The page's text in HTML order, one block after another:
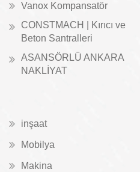
Vanox Kompansatör
CONSTMACH | Kırıcı ve
Beton Santralleri
ASANSÖRLÜ ANKARA
NAKLİYAT
inşaat
Mobilya
Makina